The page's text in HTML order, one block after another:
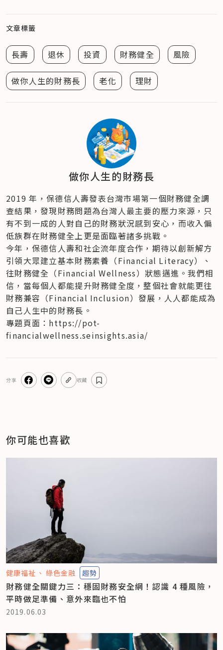
文章標籤
長壽 退休 投資 財務健全 風險
做你人生的財務長 老化 理財
做你人生的財務長
2019 年，保德信人壽發表台灣市場第一個財務健全調
查結果，發現財務問題為台灣人最主要的壓力來源，只
有不到一成的人對自己的財務狀況感到安心，而收入偏
低族群在財務健全上更是面臨著諸多挑戰。
今年，保德信人壽和社企流年度合作，期待以創新解方
引領大眾建立基本財務素養（Financial Literacy）、
往財務健全（Financial Wellness）狀態邁進。我們相
信，當每個人都能提升財務健全度，整個社會就能更往
財務兼容（Financial Inclusion）發展，人人都能成為
自己人生中的財務長。
專題頁面：https://pot-
financialwellness.seinsights.asia/
分享 收藏
你可能也喜歡
健康福祉 綠色金融 趨勢
財務健全關鍵力三：穩固財務安全網！認識 4 種風險，
平時做足準備、意外來臨也不怕
2019.06.03